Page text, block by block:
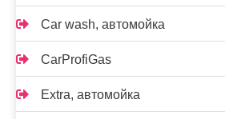
Car wash, автомойка
CarProfiGas
Extra, автомойка